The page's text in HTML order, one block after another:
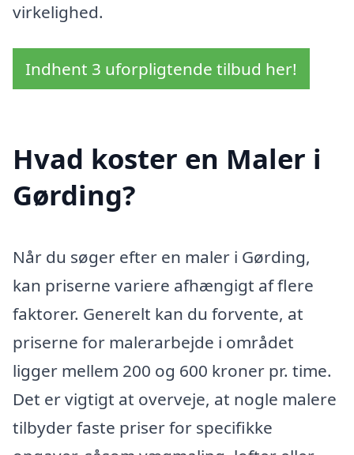
virkelighed.
Indhent 3 uforpligtende tilbud her!
Hvad koster en Maler i
Gørding?
Når du søger efter en maler i Gørding,
kan priserne variere afhængigt af flere
faktorer. Generelt kan du forvente, at
priserne for malerarbejde i området
ligger mellem 200 og 600 kroner pr. time.
Det er vigtigt at overveje, at nogle malere
tilbyder faste priser for specifikke